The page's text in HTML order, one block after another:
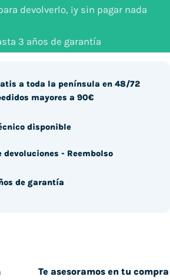
devolverlo, ¡y sin pagar nada
3 años de garantía
Te asesoramos en tu compra
a toda la península en 48/72
mayores a 90€
disponible
devoluciones - Reembolso
de garantía